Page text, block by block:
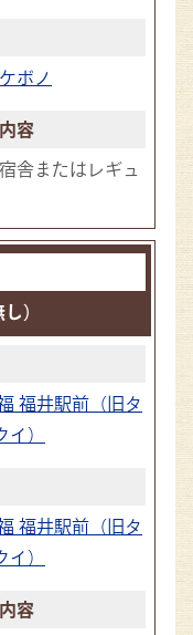
ボノ
舎またはレギュ
）
福井駅前（旧タ
）
福井駅前（旧タ
）